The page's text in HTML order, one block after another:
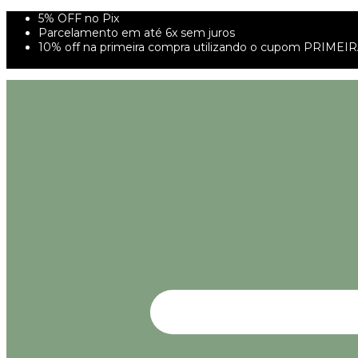
5% OFF no Pix
Parcelamento em até 6x sem juros
10% off na primeira compra utilizando o cupom